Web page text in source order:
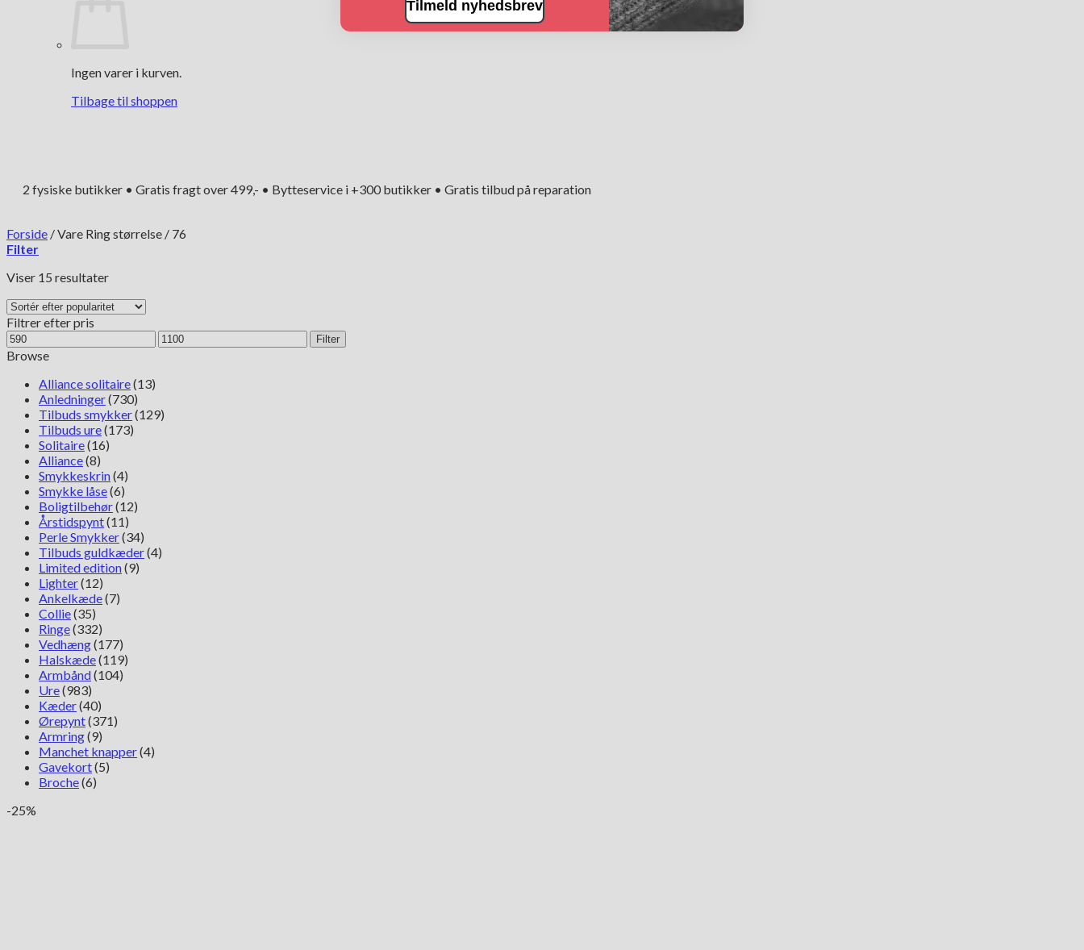
Ingen varer i kurven.
Tilbage til shoppen
2 fysiske butikker • Gratis fragt over 499,- • Bytteservice i +300 butikker • Gratis tilbud på reparation
Forside /Vare Ring størrelse / 76
Filter
Viser 15 resultaterSorteret
popularitet
Filtrer efter pris
Mindste
pris
Højeste
pris
Filter
Browse
Alliance solitaire(13)
Anledninger(730)
Tilbuds smykker(129)
Tilbuds ure(173)
Solitaire(16)
Alliance(8)
Smykkeskrin(4)
Smykke låse(6)
Boligtilbehør(12)
Årstidspynt(11)
Perle Smykker(34)
Tilbuds guldkæder(4)
Limited edition(9)
Lighter(12)
Ankelkæde(7)
Collie(35)
Ringe(332)
Vedhæng(177)
Halskæde(119)
Armbånd(104)
Ure(983)
Kæder(40)
Ørepynt(371)
Armring(9)
Manchet knapper(4)
Gavekort(5)
Broche(6)
-25%
Tilmeld nyhedsbrev